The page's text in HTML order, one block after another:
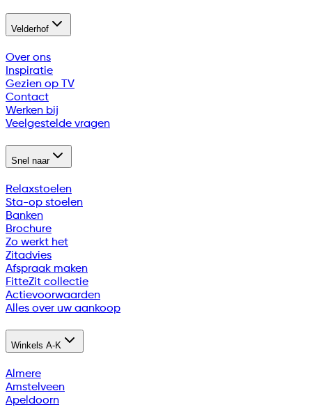
Velderhof
Over ons
Inspiratie
Gezien op TV
Contact
Werken bij
Veelgestelde vragen
Snel naar
Relaxstoelen
Sta-op stoelen
Banken
Brochure
Zo werkt het
Zitadvies
Afspraak maken
FitteZit collectie
Actievoorwaarden
Alles over uw aankoop
Winkels A-K
Almere
Amstelveen
Apeldoorn